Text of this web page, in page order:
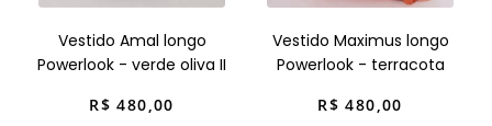
Vestido Amal longo
Powerlook - verde oliva II
R$ 480,00
Vestido Maximus longo
Powerlook - terracota
R$ 480,00